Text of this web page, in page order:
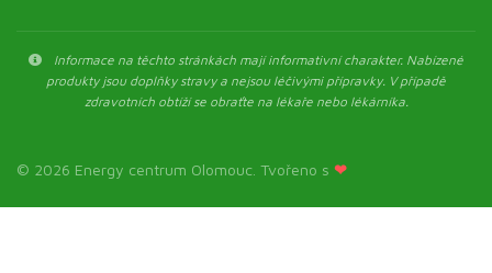
Informace na těchto stránkách mají informativní charakter. Nabízené
produkty jsou doplňky stravy a nejsou léčivými přípravky. V případě
zdravotních obtíží se obraťte na lékaře nebo lékárníka.
© 2026 Energy centrum Olomouc. Tvořeno s ❤